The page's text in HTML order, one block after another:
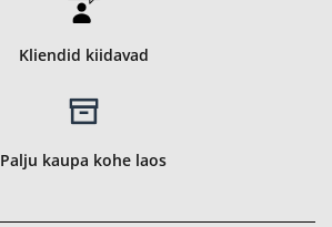
Kliendid kiidavad
Palju kaupa kohe laos